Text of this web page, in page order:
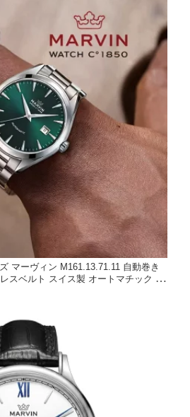
マーヴィン M161.13.71.11 自動巻き
スベルト スイス製 オートマチック 日
ネス カジュアル